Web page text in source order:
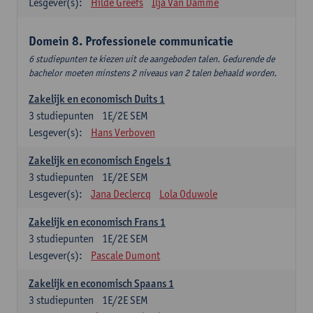
Domein 8. Professionele communicatie
6 studiepunten te kiezen uit de aangeboden talen. Gedurende de
bachelor moeten minstens 2 niveaus van 2 talen behaald worden.
Zakelijk en economisch Duits 1
1E/2E SEM
3 studiepunten
Lesgever(s):
Hans Verboven
Zakelijk en economisch Engels 1
1E/2E SEM
3 studiepunten
Lesgever(s):
Jana Declercq Lola Oduwole
Zakelijk en economisch Frans 1
1E/2E SEM
3 studiepunten
Lesgever(s):
Pascale Dumont
Zakelijk en economisch Spaans 1
1E/2E SEM
3 studiepunten